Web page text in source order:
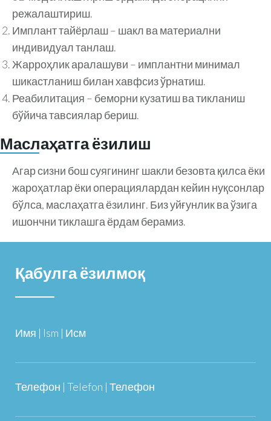
режалаштириш.
Имплант тайёрлаш – шакл ва материални
индивидуал танлаш.
Жарроҳлик аралашуви – имплантни минимал
шикастланиш билан хавфсиз ўрнатиш.
Реабилитация – беморни кузатиш ва тикланиш
бўйича тавсиялар бериш.
Маслаҳатга ёзилиш
Агар сизни бош суягининг шакли безовта қилса ёки
жароҳатлар ёки операциялардан кейин нуқсонлар
бўлса, маслаҳатга ёзилинг. Биз уйғунлик ва ўзига
ишончни тиклашга ёрдам берамиз.
Қабулга ёзилмоқ
Имя | Ism | Исм
Телефон | Telefon | Телефон